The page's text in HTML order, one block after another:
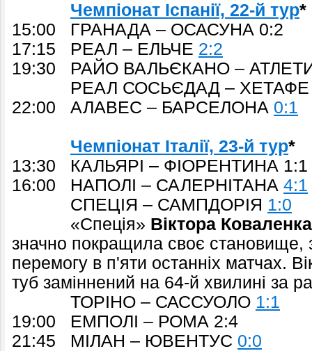
Чемпіонат Іспанії, 22-й тур*
15:00 ГРАНАДА – ОСАСУНА 0:2
17:15 РЕАЛ – ЕЛЬЧЕ 2:2
19:30 РАЙО ВАЛЬЄКАНО –
РЕАЛ СОСЬЄДАД – ХЕТАФЕ
22:00 АЛАВЕС – БАРСЕЛОНА 0:1
Чемпіонат Італії, 23-й тур*
13:30 КАЛЬЯРІ – ФІОРЕНТИНА 1:1
16:00 НАПОЛІ – САЛЕРНІТАНА 4:1
СПЕЦІЯ – САМПДОРІЯ 1:0
«Спеція» Віктора Коваленка
значно покращила своє становище,
перемогу в п'яти останніх матчах.
туб заміннений на 64-й хвилині за
ТОРІНО – САССУОЛО 1:1
19:00 ЕМПОЛІ – РОМА 2:4
21:45 МІЛАН – ЮВЕНТУС 0:0